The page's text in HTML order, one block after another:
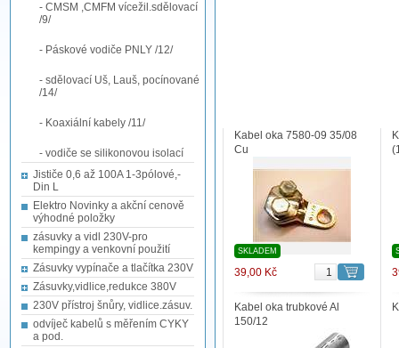
- CMSM ,CMFM vícežil.sdělovací
/9/
- Páskové vodiče PNLY /12/
- sdělovací Uš, Lauš, pocínované
/14/
- Koaxiální kabely /11/
- vodiče se silikonovou isolací
Jističe 0,6 až 100A 1-3pólové,-
Din L
Elektro Novinky a akční cenově
výhodné položky
zásuvky a vidl 230V-pro
kempingy a venkovní použití
Zásuvky vypínače a tlačítka 230V
Zásuvky,vidlice,redukce 380V
230V přístroj šnůry, vidlice.zásuv.
odvíječ kabelů s měřením CYKY
a pod.
Kabel oka 7580-09 35/08
Cu
SKLADEM
39,00 Kč
Kabel oka trubkové Al
150/12